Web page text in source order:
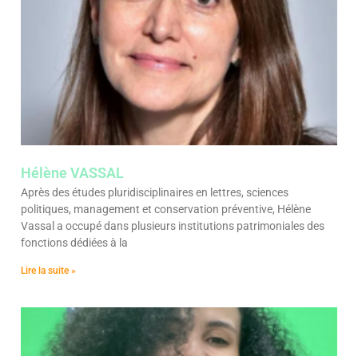
Hélène VASSAL
Après des études pluridisciplinaires en lettres, sciences
politiques, management et conservation préventive, Hélène
Vassal a occupé dans plusieurs institutions patrimoniales des
fonctions dédiées à la
Lire la suite »